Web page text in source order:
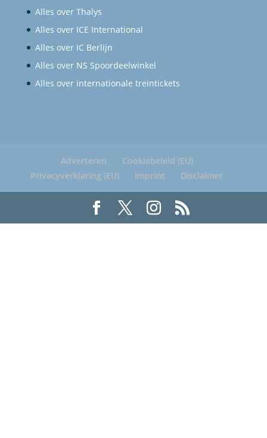
Alles over Thalys
Alles over ICE International
Alles over IC Berlijn
Alles over NS Spoordeelwinkel
Alles over internationale treintickets
Adverteren
Cookiebeleid (EU)
Privacyverklaring (EU)
Imprint Disclaimer